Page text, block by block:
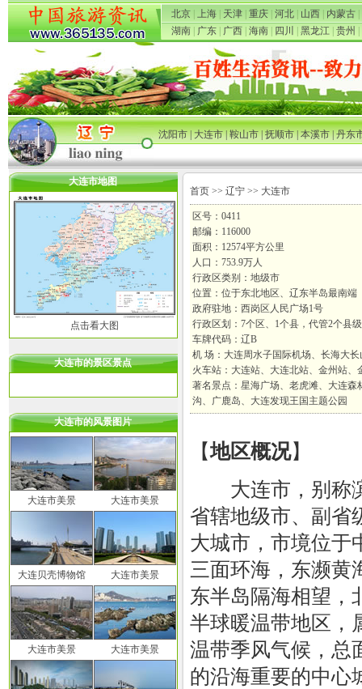
北京 上海 天津 重庆 河北 山西 内蒙古
湖南
广东 广西 海南 四川 黑龙江 贵州
沈阳市|大连市|鞍山市|抚顺市|本溪市|丹东
大连市地图
点击看大图
大连市的景区景点
大连市的风景图片
大连市美景 大连市美景
大连贝壳博物馆 大连市美景
大连市美景 大连市美景
首页>> 辽宁>> 大连市
区号：0411
邮编：116000
面积：12574平方公里
人口：753.9万人
行政区类别：地级市
位置：位于东北地区、辽东半岛最南端
政府驻地：西岗区人民广场1号
行政区划：7个区、1个县，代管2个县
车牌代码：辽B
机 场：大连周水子国际机场、长海大
火车站：大连站、大连北站、金州站、
著名景点：星海广场、老虎滩、大连
沟、广鹿岛、大连发现王国主题公园
【地区概况】
大连市，别称
省辖地级市、副省
大城市，市境位于
三面环海，东濒黄
东半岛隔海相望，
半球暖温带地区，
温带季风气候，总
的沿海重要的中心